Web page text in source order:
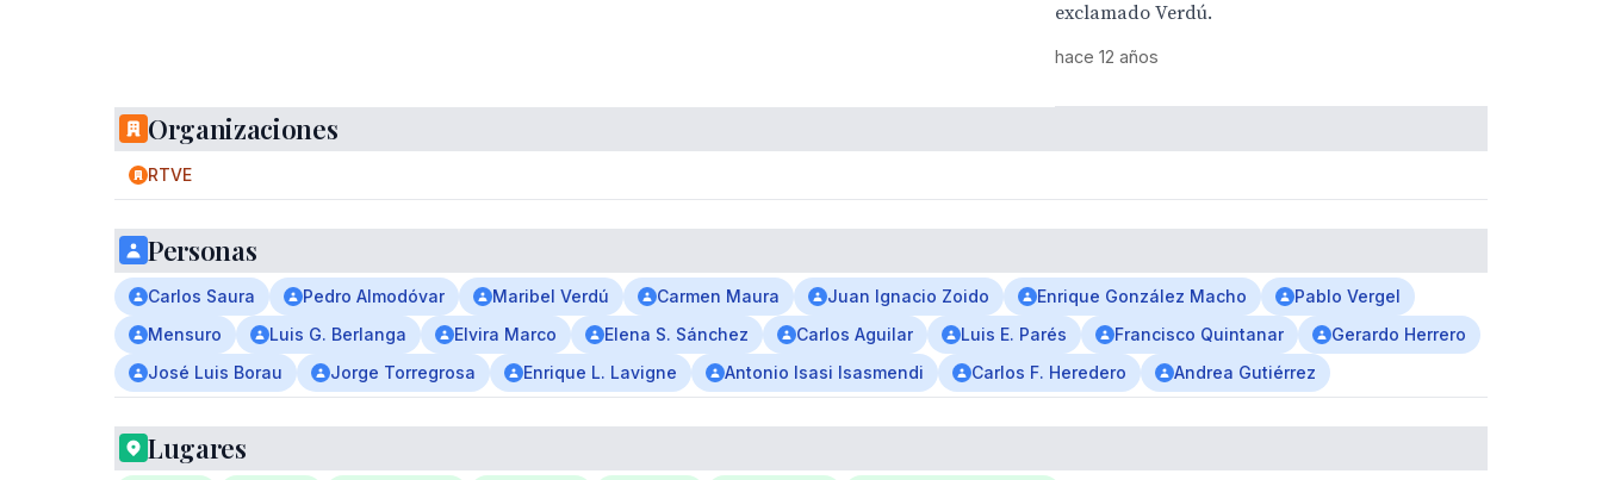
exclamado Verdú.
hace 12 años
Organizaciones
RTVE
Personas
Carlos Saura Pedro Almodóvar Maribel Verdú Carmen Maura Juan Ignacio Zoido Enrique González Macho
Pablo Vergel
Mensuro
Luis G. Berlanga Elvira Marco Elena S. Sánchez Carlos Aguilar Luis E. Parés Francisco Quintanar
Gerardo Herrero
José Luis Borau
Jorge Torregrosa Enrique L. Lavigne Antonio Isasi Isasmendi Carlos F. Heredero Andrea Gutiérrez
Lugares